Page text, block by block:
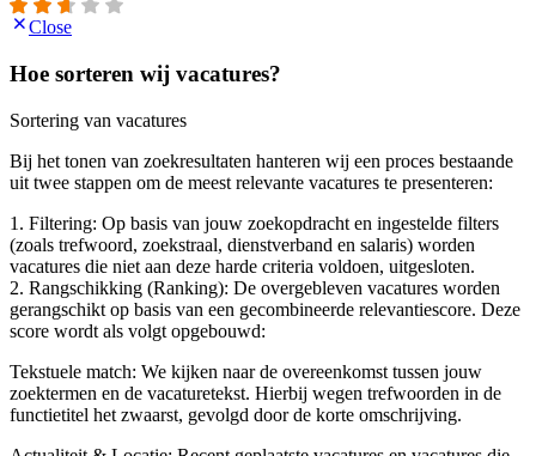
Close
Hoe sorteren wij vacatures?
Sortering van vacatures
Bij het tonen van zoekresultaten hanteren wij een proces bestaande
uit twee stappen om de meest relevante vacatures te presenteren:
1. Filtering: Op basis van jouw zoekopdracht en ingestelde filters
(zoals trefwoord, zoekstraal, dienstverband en salaris) worden
vacatures die niet aan deze harde criteria voldoen, uitgesloten.
2. Rangschikking (Ranking): De overgebleven vacatures worden
gerangschikt op basis van een gecombineerde relevantiescore. Deze
score wordt als volgt opgebouwd:
Tekstuele match: We kijken naar de overeenkomst tussen jouw
zoektermen en de vacaturetekst. Hierbij wegen trefwoorden in de
functietitel het zwaarst, gevolgd door de korte omschrijving.